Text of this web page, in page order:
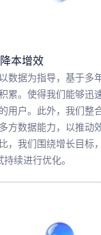
本增效
数据为指导，基于多
累。使得我们能够迅
用户。此外，我们整
方数据能力，以推动
，我们围绕增长目标
续进行优化。